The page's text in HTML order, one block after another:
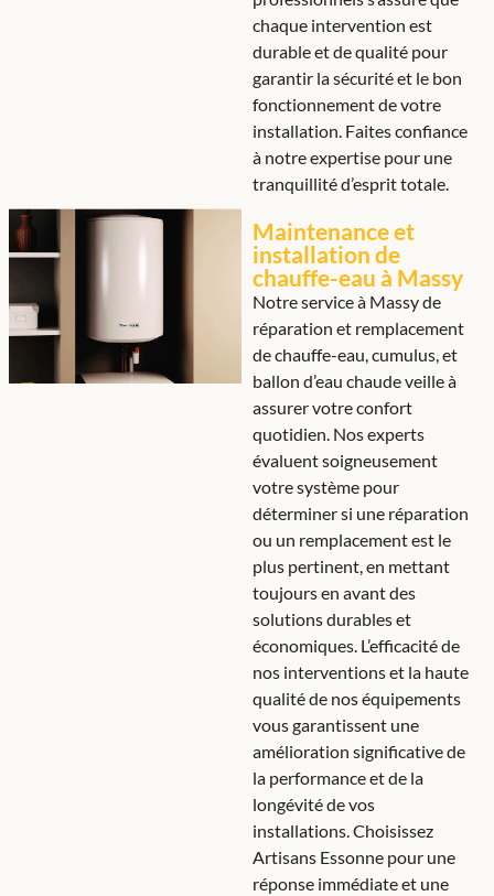
chaque intervention est
durable et de qualité pour
garantir la sécurité et le bon
fonctionnement de votre
installation. Faites confiance
à notre expertise pour une
tranquillité d’esprit totale.
Maintenance et
installation de
chauffe-eau à Massy
Notre service à Massy de
réparation et remplacement
de chauffe-eau, cumulus, et
ballon d’eau chaude veille à
assurer votre confort
quotidien. Nos experts
évaluent soigneusement
votre système pour
déterminer si une réparation
ou un remplacement est le
plus pertinent, en mettant
toujours en avant des
solutions durables et
économiques. L’efficacité de
nos interventions et la haute
qualité de nos équipements
vous garantissent une
amélioration significative de
la performance et de la
longévité de vos
installations. Choisissez
Artisans Essonne pour une
réponse immédiate et une